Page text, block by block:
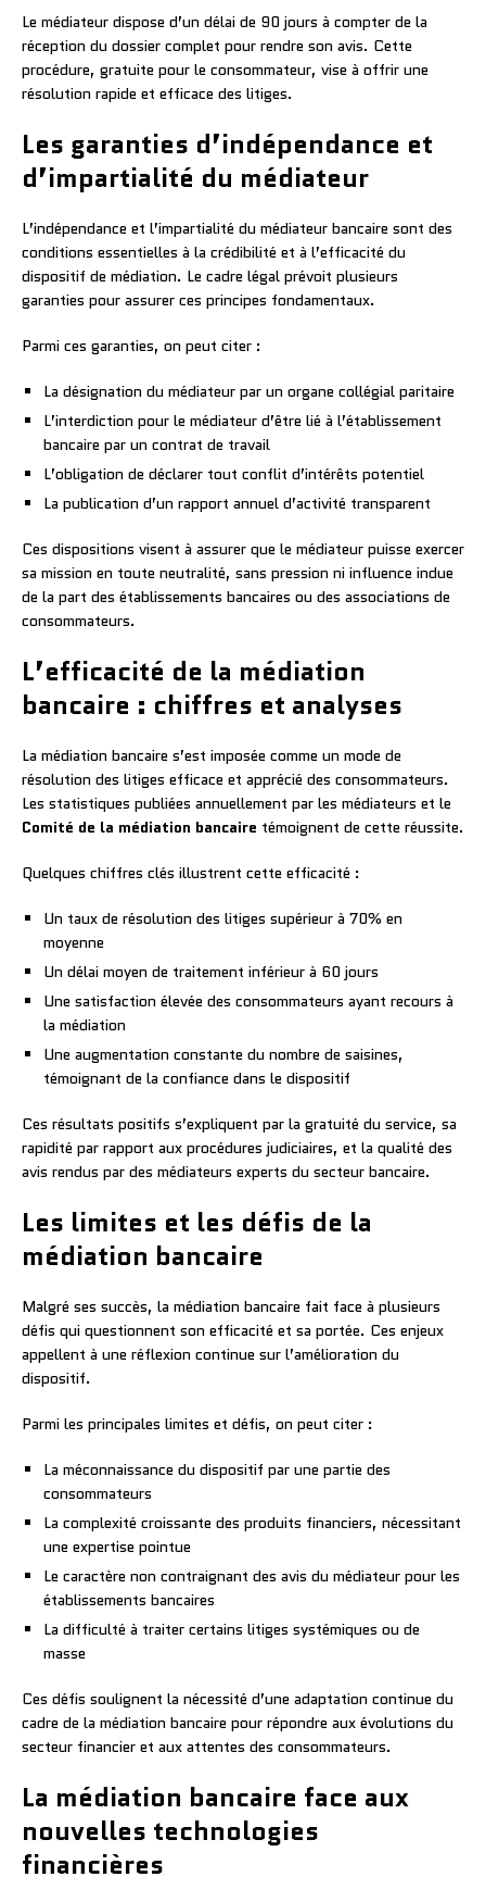
Le médiateur dispose d’un délai de 90 jours à compter de la
réception du dossier complet pour rendre son avis. Cette
procédure, gratuite pour le consommateur, vise à offrir une
résolution rapide et efficace des litiges.
Les garanties d’indépendance et
d’impartialité du médiateur
L’indépendance et l’impartialité du médiateur bancaire sont des
conditions essentielles à la crédibilité et à l’efficacité du
dispositif de médiation. Le cadre légal prévoit plusieurs
garanties pour assurer ces principes fondamentaux.
Parmi ces garanties, on peut citer :
La désignation du médiateur par un organe collégial paritaire
L’interdiction pour le médiateur d’être lié à l’établissement
bancaire par un contrat de travail
L’obligation de déclarer tout conflit d’intérêts potentiel
La publication d’un rapport annuel d’activité transparent
Ces dispositions visent à assurer que le médiateur puisse exercer
sa mission en toute neutralité, sans pression ni influence indue
de la part des établissements bancaires ou des associations de
consommateurs.
L’efficacité de la médiation
bancaire : chiffres et analyses
La médiation bancaire s’est imposée comme un mode de
résolution des litiges efficace et apprécié des consommateurs.
Les statistiques publiées annuellement par les médiateurs et le
Comité de la médiation bancaire témoignent de cette réussite.
Quelques chiffres clés illustrent cette efficacité :
Un taux de résolution des litiges supérieur à 70% en
moyenne
Un délai moyen de traitement inférieur à 60 jours
Une satisfaction élevée des consommateurs ayant recours à
la médiation
Une augmentation constante du nombre de saisines,
témoignant de la confiance dans le dispositif
Ces résultats positifs s’expliquent par la gratuité du service, sa
rapidité par rapport aux procédures judiciaires, et la qualité des
avis rendus par des médiateurs experts du secteur bancaire.
Les limites et les défis de la
médiation bancaire
Malgré ses succès, la médiation bancaire fait face à plusieurs
défis qui questionnent son efficacité et sa portée. Ces enjeux
appellent à une réflexion continue sur l’amélioration du
dispositif.
Parmi les principales limites et défis, on peut citer :
La méconnaissance du dispositif par une partie des
consommateurs
La complexité croissante des produits financiers, nécessitant
une expertise pointue
Le caractère non contraignant des avis du médiateur pour les
établissements bancaires
La difficulté à traiter certains litiges systémiques ou de
masse
Ces défis soulignent la nécessité d’une adaptation continue du
cadre de la médiation bancaire pour répondre aux évolutions du
secteur financier et aux attentes des consommateurs.
La médiation bancaire face aux
nouvelles technologies
financières